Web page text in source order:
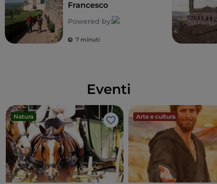
Francesco
Powered by:
7 minuti
Eventi
Natura
Like
Arte e cultura